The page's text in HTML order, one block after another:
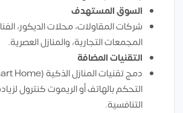
السوق المستهدف
شركات المقاولات، محلات الديكور،
المجمعات التجارية، والمنازل العصرية.
التقنيات المضافة
التحكم بالهاتف أو الريموت كنترول
التنافسية.